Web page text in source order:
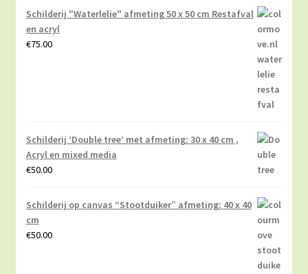
Schilderij "Waterlelie" afmeting 50 x 50 cm Restafval
en acryl
€75.00
Schilderij ‘Double tree’ met afmeting: 30 x 40 cm ,
Acryl en mixed media
€50.00
Schilderij op canvas “Stootduiker” afmeting: 40 x 40
cm
€50.00